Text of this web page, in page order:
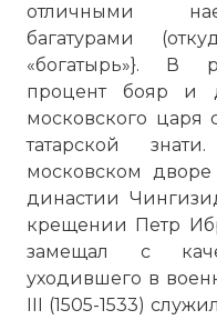
отличными
багатурами
«богатырь»}. В
процент бояр и
московского царя
татарской
московском
династии
крещении Петр
замещал с
уходившего в
III (1505-1533)